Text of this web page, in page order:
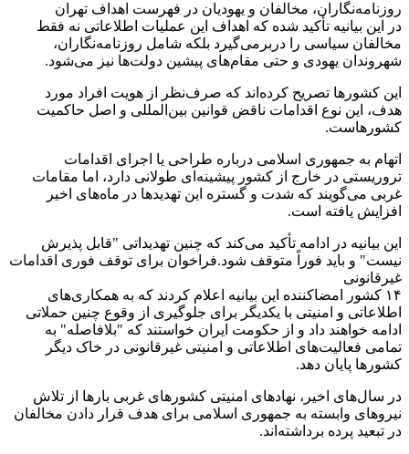
روزنامه‌نگاران، مخالفان و یهودیان در فهرست اهداف تهران
در این بیانیه تأکید شده که اهداف این عملیات اطلاعاتی نه‌ فقط
مخالفان سیاسی را دربرمی‌گیرد بلکه شامل روزنامه‌نگاران،
شهروندان یهودی و حتی مقام‌های پیشین دولت‌ها نیز می‌شود.
این کشورها تصریح کرده‌اند که صرف‌نظر از هویت افراد مورد
هدف، این نوع اقدامات ناقض قوانین بین‌المللی و اصل حاکمیت
کشورهاست.
اتهام به جمهوری اسلامی درباره طراحی یا اجرای اقدامات
تروریستی در خارج از کشور پیشینه‌ای طولانی دارد، اما مقامات
غربی می‌گویند که شدت و گستره این تهدیدها در ماه‌های اخیر
افزایش یافته است.
این بیانیه در ادامه تأکید می‌کند که چنین تهدیداتی "قابل پذیرش
نیست" و باید فوراً متوقف شود.فراخوان برای توقف فوری اقدامات
غیرقانونی
۱۴ کشور امضاکننده این بیانیه اعلام کردند که به همکاری‌های
اطلاعاتی و امنیتی با یکدیگر برای جلوگیری از وقوع چنین حملاتی
ادامه خواهند داد و از حکومت ایران خواستند که "بلافاصله" به
تمامی فعالیت‌های اطلاعاتی و امنیتی غیرقانونی در خاک دیگر
کشورها پایان دهد.
در سال‌های اخیر، نهادهای امنیتی کشورهای غربی بارها از تلاش
نیروهای وابسته به جمهوری اسلامی برای هدف قرار دادن مخالفان
در تبعید پرده برداشته‌اند.